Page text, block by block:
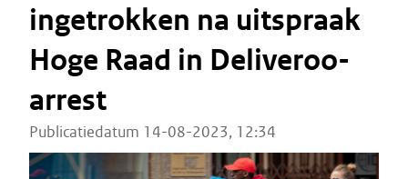
ingetrokken na uitspraak
Hoge Raad in Deliveroo-
arrest
Publicatiedatum 14-08-2023, 12:34